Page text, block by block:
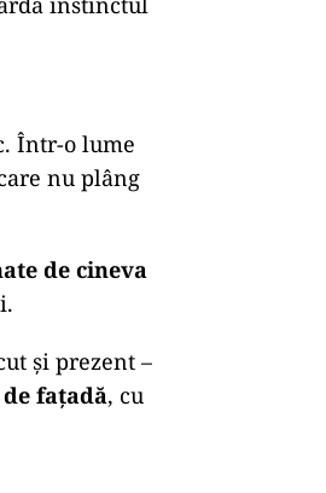
că e
instinctul